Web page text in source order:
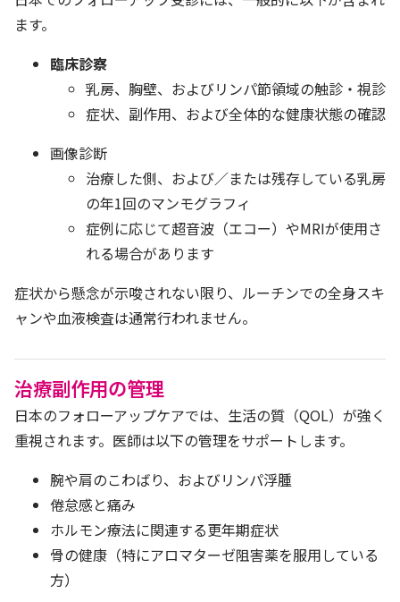
ます。
臨床診察
乳房、胸壁、およびリンパ節領域の触診・視診
症状、副作用、および全体的な健康状態の確認
画像診断
治療した側、および／または残存している乳房
の年1回のマンモグラフィ
症例に応じて超音波（エコー）やMRIが使用さ
れる場合があります
症状から懸念が示唆されない限り、ルーチンでの全身スキ
ャンや血液検査は通常行われません。
治療副作用の管理
日本のフォローアップケアでは、生活の質（QOL）が強く
重視されます。医師は以下の管理をサポートします。
腕や肩のこわばり、およびリンパ浮腫
倦怠感と痛み
ホルモン療法に関連する更年期症状
骨の健康（特にアロマターゼ阻害薬を服用している
方）